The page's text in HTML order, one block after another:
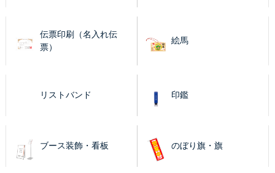
伝票印刷（名入れ伝
票）
絵馬
リストバンド 印鑑
ブース装飾・看板 のぼり旗・旗